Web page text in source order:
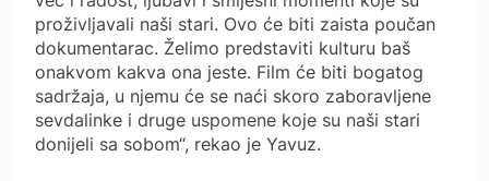
proživljavali naši stari. Ovo će biti zaista poučan
dokumentarac. Želimo predstaviti kulturu baš
onakvom kakva ona jeste. Film će biti bogatog
sadržaja, u njemu će se naći skoro zaboravljene
sevdalinke i druge uspomene koje su naši stari
donijeli sa sobom“, rekao je Yavuz.